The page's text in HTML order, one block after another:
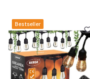
Bestseller